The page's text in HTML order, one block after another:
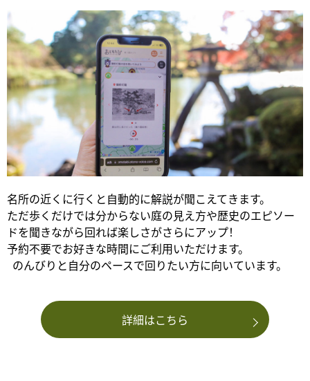
名所の近くに行くと自動的に解説が聞こえてきます。
ただ歩くだけでは分からない庭の見え方や歴史のエピソー
ドを聞きながら回れば楽しさがさらにアップ！
予約不要でお好きな時間にご利用いただけます。
のんびりと自分のペースで回りたい方に向いています。
詳細はこちら